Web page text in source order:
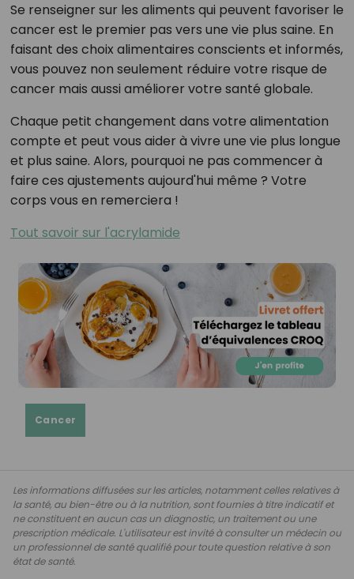
Se renseigner sur les aliments qui peuvent favoriser le
cancer est le premier pas vers une vie plus saine. En
faisant des choix alimentaires conscients et informés,
vous pouvez non seulement réduire votre risque de
cancer mais aussi améliorer votre santé globale.
Chaque petit changement dans votre alimentation
compte et peut vous aider à vivre une vie plus longue
et plus saine. Alors, pourquoi ne pas commencer à
faire ces ajustements aujourd'hui même ? Votre
corps vous en remerciera !
Tout savoir sur l'acrylamide
Cancer
Les informations diffusées sur les articles, notamment celles relatives à
la santé, au bien-être ou à la nutrition, sont fournies à titre indicatif et
ne constituent en aucun cas un diagnostic, un traitement ou une
prescription médicale. L'utilisateur est invité à consulter un médecin ou
un professionnel de santé qualifié pour toute question relative à son
état de santé.